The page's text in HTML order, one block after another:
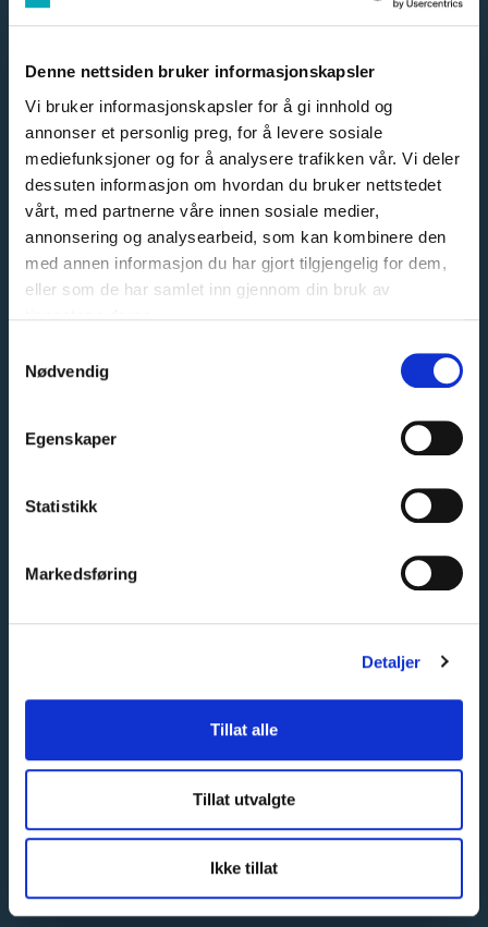
Denne nettsiden bruker informasjonskapsler
Vi bruker informasjonskapsler for å gi innhold og
annonser et personlig preg, for å levere sosiale
mediefunksjoner og for å analysere trafikken vår. Vi deler
dessuten informasjon om hvordan du bruker nettstedet
vårt, med partnerne våre innen sosiale medier,
annonsering og analysearbeid, som kan kombinere den
med annen informasjon du har gjort tilgjengelig for dem,
eller som de har samlet inn gjennom din bruk av
Nødvendig
Egenskaper
Statistikk
Markedsføring
Detaljer
Tillat alle
Tillat utvalgte
Ikke tillat
Vi er spesialister på skreddersydde skyvedørsgarderober.
Våre kunder kan forvente kvalitet i alle ledd fra A-Å.
Derfor er vårt slagord:
Når kvalitet er en selvfølge
Les mer
KONTAKT OSS
Telefon:94 00 55 66
Oslo (Alnabru)
Bærum og Asker
Drammen
Vestfold
Østfold
ØKONOMI/REGNSKAP